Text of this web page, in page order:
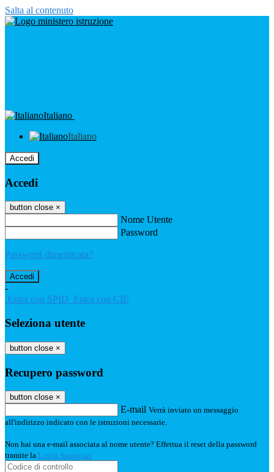
Salta al contenuto
Italiano
Italiano
Accedi
Accedi
button close ×
Nome Utente
Password
Password dimenticata?
-
Entra con SPID Entra con CIE
Seleziona utente
button close ×
Recupero password
button close ×
E-mail Verrà inviato un messaggio
all'indirizzo indicato con le istruzioni necessarie.
Non hai una e-mail associata al nome utente? Effettua il reset della password
tramite la Login Spaggiari